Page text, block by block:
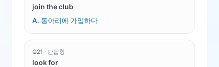
join the club
A. 동아리에 가입하다
Q21 · 단답형
look for